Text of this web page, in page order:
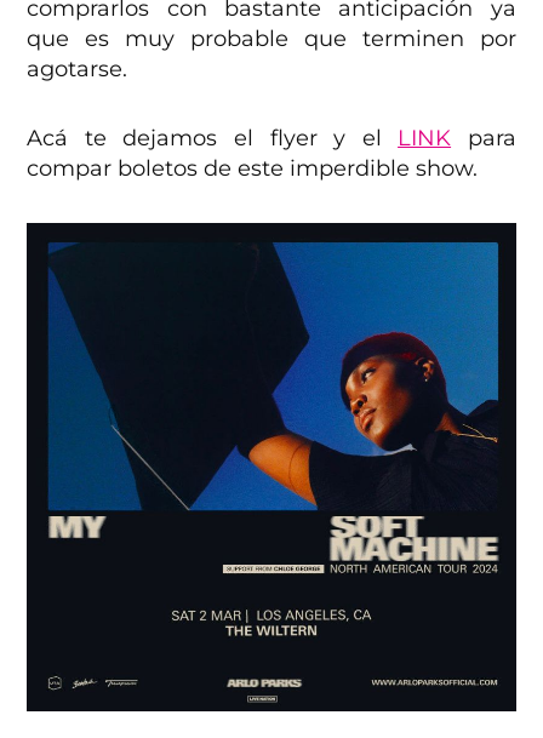
comprarlos con bastante anticipación ya
que es muy probable que terminen por
agotarse.
Acá te dejamos el flyer y el LINK para
compar boletos de este imperdible show.